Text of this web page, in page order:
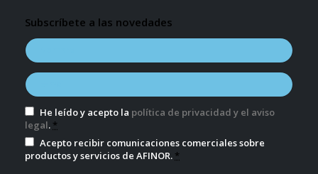
Subscríbete a las novedades
He leído y acepto la política de privacidad y el aviso
legal. *
Acepto recibir comunicaciones comerciales sobre
productos y servicios de AFINOR. *